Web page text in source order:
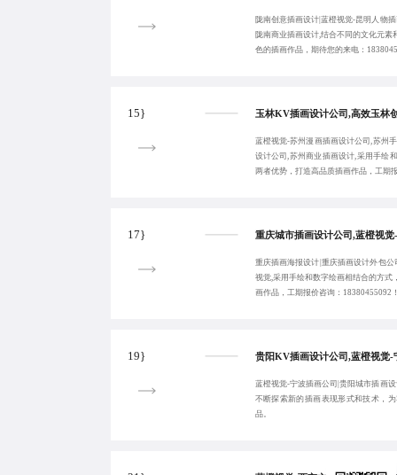
陇南创意插画设计|蓝橙视觉-昆明人物
陇南商业插画设计,结合不同的文化元素
色的插画作品，期待您的来电：
15}
蓝橙视觉-苏州漫画插画设计公司,苏州
设计公司,苏州商业插画设计,采用手绘
两者优势，打造高品质插画作品，工期
17}
重庆插画海报设计|重庆插画设计外包
视觉,采用手绘和数字绘画相结合的方式
画作品，工期报价咨询：18380455092
19}
蓝橙视觉-宁波插画公司|贵阳城市插画
不断探索新的插画表现形式和技术，
品。